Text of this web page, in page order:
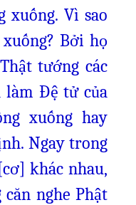
xuống. Vì sao
Bởi họ
tướng các
làm Đệ tử của
xuống hay
Ngay trong
khác nhau,
nghe Phật